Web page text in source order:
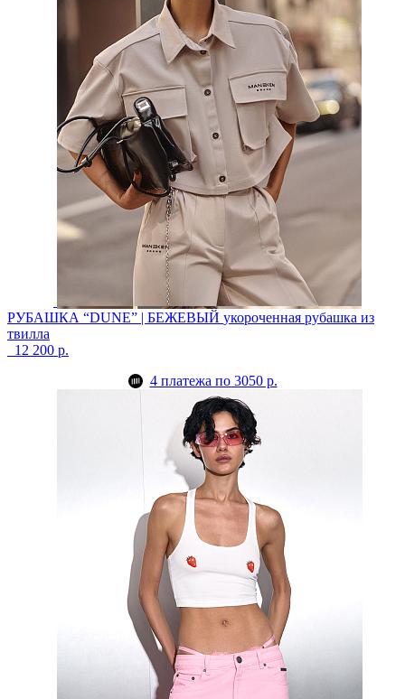
РУБАШКА “DUNE” | БЕЖЕВЫЙ укороченная рубашка из
твилла
12 200 р.
4 платежа по 3050 р.